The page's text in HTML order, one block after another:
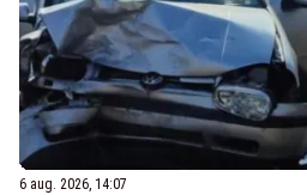
6 aug. 2026, 14:07